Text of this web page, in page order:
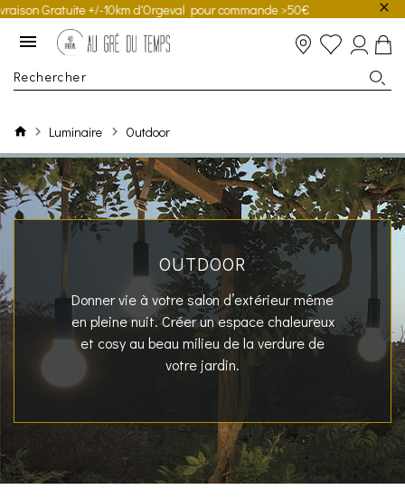
Gratuite +/-10km d'Orgeval pour commande >50€
Luminaire Outdoor
OUTDOOR
Donner vie à votre salon d’extérieur même
en pleine nuit. Créer un espace chaleureux
et cosy au beau milieu de la verdure de
votre jardin.